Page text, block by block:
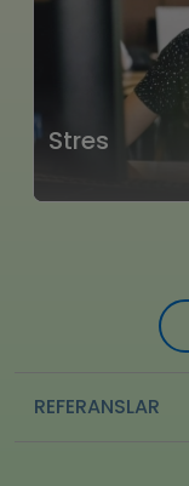
Stres
REFERANSLAR